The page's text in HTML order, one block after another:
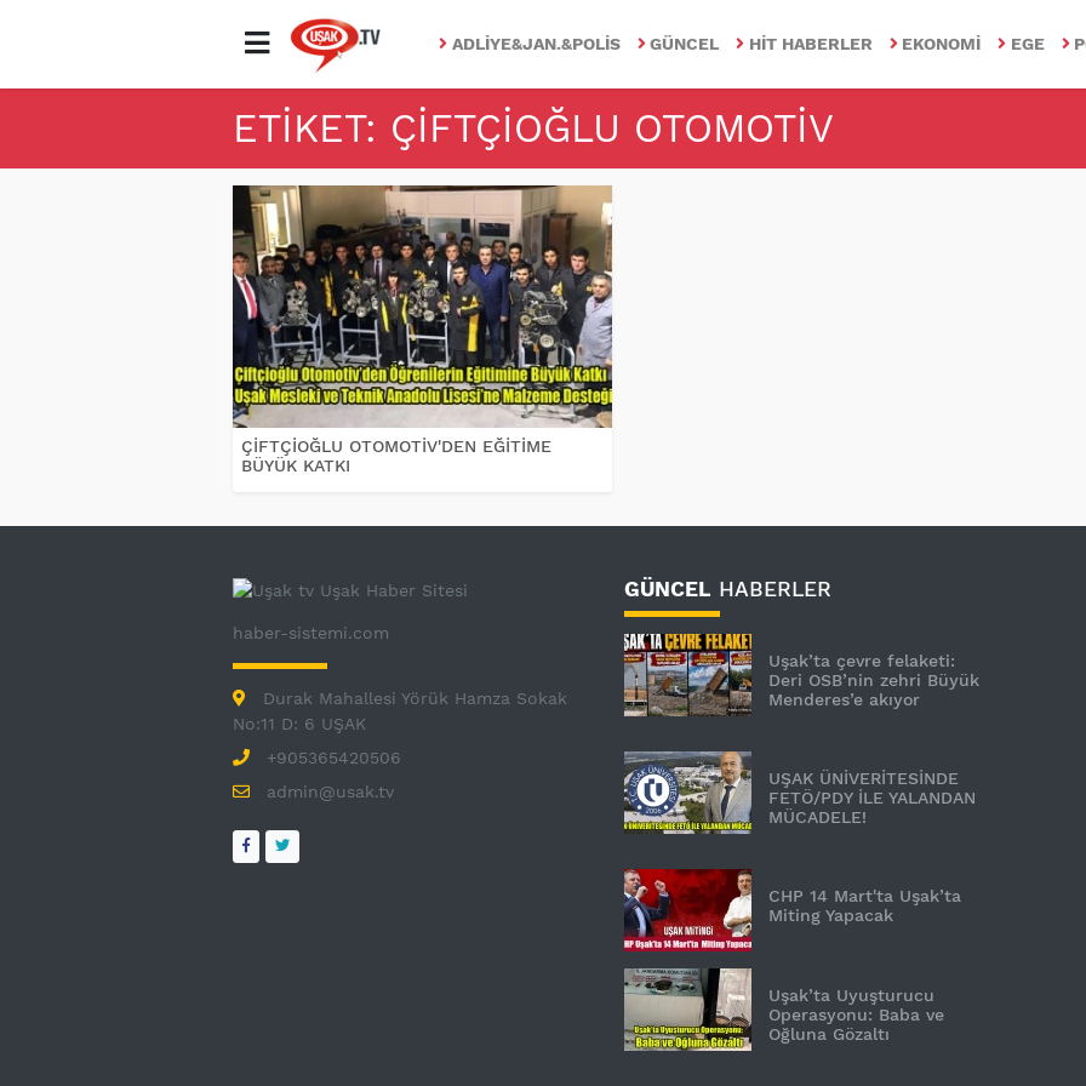
ADLIYE&JAN.&POLIS GÜNCEL HIT HABERLER EKONOMI EGE
ETIKET: ÇIFTÇIOĞLU OTOMOTIV
ÇİFTÇİOĞLU OTOMOTİV'DEN EĞİTİME
BÜYÜK KATKI
haber-sistemi.com
Durak Mahallesi Yörük Hamza Sokak
No:11 D: 6 UŞAK
+905365420506
admin@usak.tv
GÜNCEL HABERLER
Uşak’ta çevre felaketi:
Deri OSB’nin zehri Büyük
Menderes’e akıyor
UŞAK ÜNİVERİTESİNDE
FETÖ/PDY İLE YALANDAN
MÜCADELE!
CHP 14 Mart'ta Uşak’ta
Miting Yapacak
Uşak’ta Uyuşturucu
Operasyonu: Baba ve
Oğluna Gözaltı